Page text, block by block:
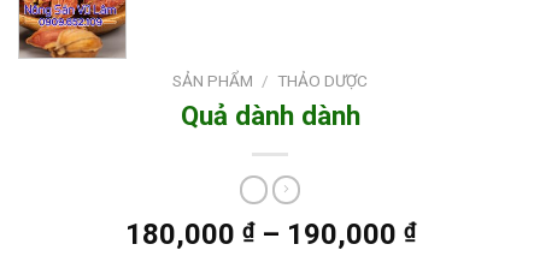
SẢN PHẨM / THẢO DƯỢC
Quả dành dành
180,000 ₫– 190,000 ₫